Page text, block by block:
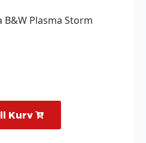
B&W Plasma Storm
Kurv